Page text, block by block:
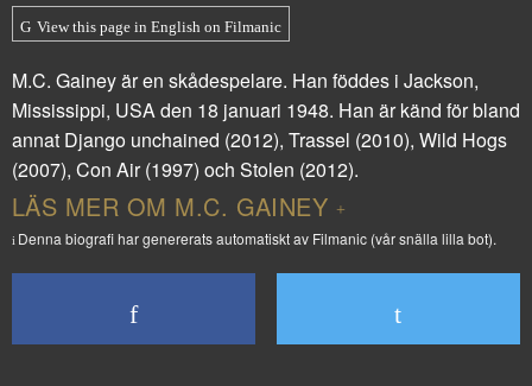
View this page in English on Filmanic
M.C. Gainey är en skådespelare. Han föddes i Jackson,
Mississippi, USA den 18 januari 1948. Han är känd för bland
annat Django unchained (2012), Trassel (2010), Wild Hogs
(2007), Con Air(1997) och Stolen (2012).
LÄS MER OM M.C. GAINEY
Denna biografi har genererats automatiskt av Filmanic (vår snälla lilla bot).